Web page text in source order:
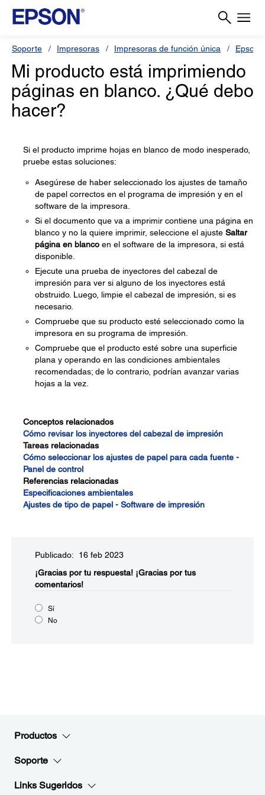
Soporte Impresoras Impresoras de función única Epson
Mi producto está imprimiendo
páginas en blanco. ¿Qué debo
hacer?
Si el producto imprime hojas en blanco de modo inesperado,
pruebe estas soluciones:
Asegúrese de haber seleccionado los ajustes de tamaño
de papel correctos en el programa de impresión y en el
software de la impresora.
Si el documento que va a imprimir contiene una página en
blanco y no la quiere imprimir, seleccione el ajuste Saltar
página en blanco en el software de la impresora, si está
disponible.
Ejecute una prueba de inyectores del cabezal de
impresión para ver si alguno de los inyectores está
obstruido. Luego, limpie el cabezal de impresión, si es
necesario.
Compruebe que su producto esté seleccionado como la
impresora en su programa de impresión.
Compruebe que el producto esté sobre una superficie
plana y operando en las condiciones ambientales
recomendadas; de lo contrario, podrían avanzar varias
hojas a la vez.
Conceptos relacionados
Cómo revisar los inyectores del cabezal de impresión
Tareas relacionadas
Cómo seleccionar los ajustes de papel para cada fuente -
Panel de control
Referencias relacionadas
Especificaciones ambientales
Ajustes de tipo de papel - Software de impresión
Publicado: 16 feb 2023
¡Gracias por tu respuesta! ¡Gracias por tus
comentarios!
Sí
No
Productos
Soporte
Links Sugeridos